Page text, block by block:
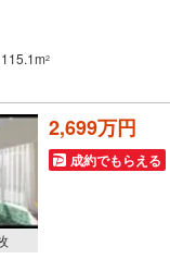
115.1m2
2,699万円
成約でもらえる